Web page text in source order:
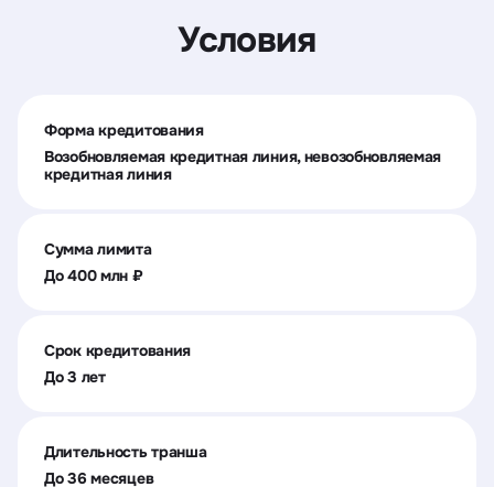
Условия
Форма кредитования
Возобновляемая кредитная линия, невозобновляемая
кредитная линия
Сумма лимита
До 400 млн ₽
Срок кредитования
До 3 лет
Длительность транша
До 36 месяцев